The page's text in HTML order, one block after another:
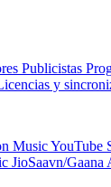
Publicistas
y
MusicYouTube
JioSaavn/Gaana